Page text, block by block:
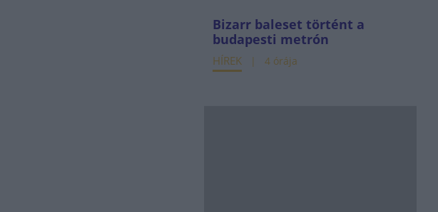
Bizarr baleset történt a
budapesti metrón
HÍREK 4 órája